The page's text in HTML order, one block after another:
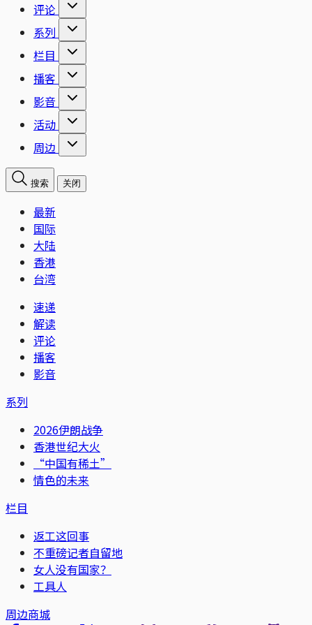
评论
系列
栏目
播客
影音
活动
周边
搜索 关闭
最新
国际
大陆
香港
台湾
速递
解读
评论
播客
影音
系列
2026伊朗战争
香港世纪大火
“中国有稀土”
情色的未来
栏目
返工这回事
不重磅记者自留地
女人没有国家？
工具人
周边商城